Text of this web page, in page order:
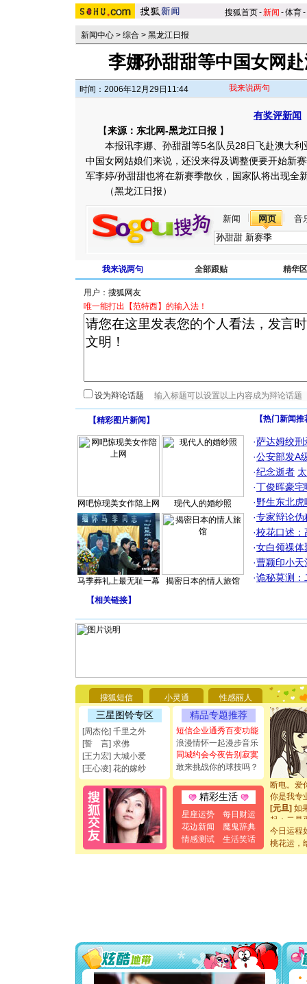
搜狐首页-新闻 -体育-
新闻中心 > 综合 > 黑龙江日报
李娜孙甜甜等中国女网
时间：2006年12月29日11:44 我来说两句
有奖评新闻
【来源：东北网-黑龙江日报 】
本报讯李娜、孙甜甜等5名队员28日飞赴澳大利
中国女网姑娘们来说，还没来得及调整便要开始新
军李婷/孙甜甜也将在新赛季散伙，国家队将出现全
（黑龙江日报）
新闻 网页 音
我来说两句 全部跟贴 精华区
用户：
唯一能打出【范特西】的输入法！
设为辩论话题
【精彩图片新闻 】
网吧惊现美女作陪上网 现代人的婚纱照
马季葬礼上最无耻一幕 揭密日本的情人旅馆
【热门新闻
·萨达姆绞刑
·公安部发A
·纪念逝者
·丁俊晖豪
·野生东北
·专家辩论伪
·校花口述：
·女白领祼体
·曹颖印小天
·诡秘莫测：
【相关链接】
搜狐短信 小灵通 性感丽人
三星图铃专区
[周杰伦] 千里之外
[誓 言] 求佛
[王力宏] 大城小爱
[王心凌] 花的嫁纱
精品专题推荐
短信企业通秀百变功能
浪漫情怀一起漫步音乐
同城约会今夜告别寂寞
敢来挑战你的球技吗？
精彩生活
星座运势
每日财运
花边新闻
魔鬼辞典
情感测试
生活笑话
[圣诞节]
你太多，
要平安
[圣诞节]
能正大光
都要快乐
[圣诞节]
如意,快
[元旦]看
断电。爱
你是我专
[元旦]如
起；二是
离。水晶
[元旦]当
泣，这痛
[圣诞节]
你太多
要平安！
[圣诞节]
今日运程
桃花运，